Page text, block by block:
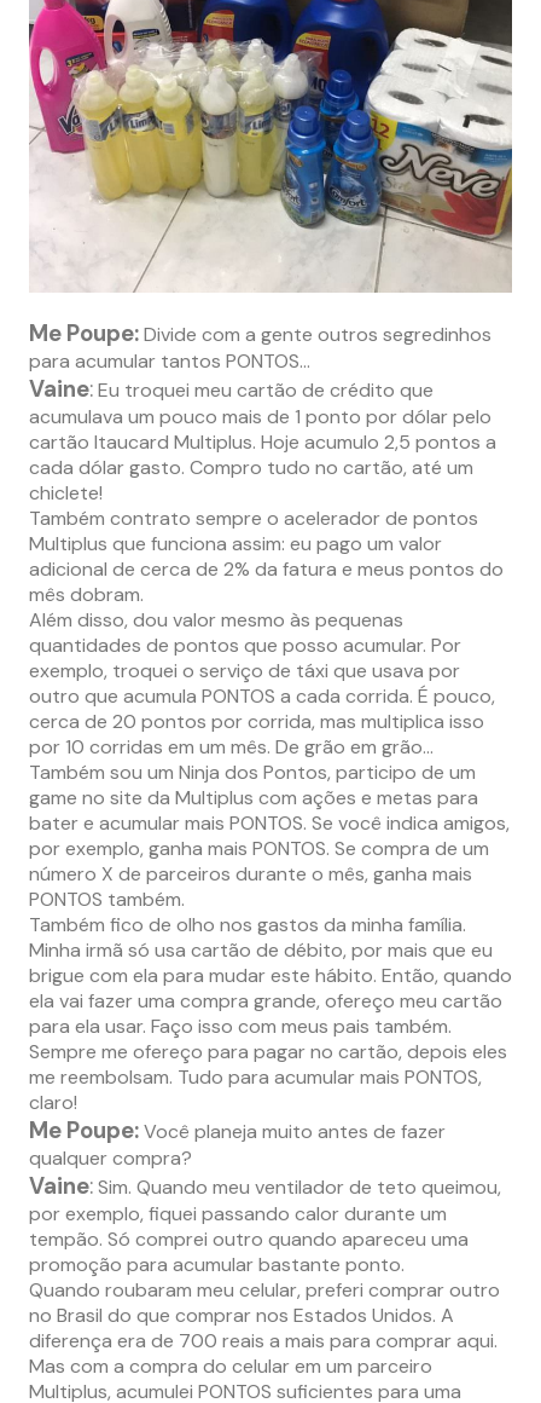
Me Poupe:Divide com a gente outros segredinhos
para acumular tantos PONTOS…
Vaine:Eu troquei meu cartão de crédito que
acumulava um pouco mais de 1 ponto por dólar pelo
cartão Itaucard Multiplus. Hoje acumulo 2,5 pontos a
cada dólar gasto. Compro tudo no cartão, até um
chiclete!
Também contrato sempre o acelerador de pontos
Multiplus que funciona assim: eu pago um valor
adicional de cerca de 2% da fatura e meus pontos do
mês dobram.
Além disso, dou valor mesmo às pequenas
quantidades de pontos que posso acumular. Por
exemplo, troquei o serviço de táxi que usava por
outro que acumula PONTOS a cada corrida. É pouco,
cerca de 20 pontos por corrida, mas multiplica isso
por 10 corridas em um mês. De grão em grão…
Também sou um Ninja dos Pontos, participo de um
game no site da Multiplus com ações e metas para
bater e acumular mais PONTOS. Se você indica amigos,
por exemplo, ganha mais PONTOS. Se compra de um
número X de parceiros durante o mês, ganha mais
PONTOS também.
Também fico de olho nos gastos da minha família.
Minha irmã só usa cartão de débito, por mais que eu
brigue com ela para mudar este hábito. Então, quando
ela vai fazer uma compra grande, ofereço meu cartão
para ela usar. Faço isso com meus pais também.
Sempre me ofereço para pagar no cartão, depois eles
me reembolsam. Tudo para acumular mais PONTOS,
claro!
Me Poupe:Você planeja muito antes de fazer
qualquer compra?
Vaine:Sim. Quando meu ventilador de teto queimou,
por exemplo, fiquei passando calor durante um
tempão. Só comprei outro quando apareceu uma
promoção para acumular bastante ponto.
Quando roubaram meu celular, preferi comprar outro
no Brasil do que comprar nos Estados Unidos. A
diferença era de 700 reais a mais para comprar aqui.
Mas com a compra do celular em um parceiro
Multiplus, acumulei PONTOS suficientes para uma